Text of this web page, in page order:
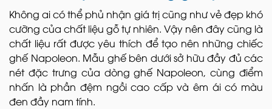
Không ai có thể phủ nhận giá trị cũng như vẻ đẹp khó
cưỡng của chất liệu gỗ tự nhiên. Vậy nên đây cũng là
chất liệu rất được yêu thích để tạo nên những chiếc
ghế Napoleon. Mẫu ghế bên dưới sở hữu đầy đủ các
nét đặc trưng của dòng ghế Napoleon, cùng điểm
nhấn là phần đệm ngồi cao cấp và êm ái có màu
đen đầy nam tính.